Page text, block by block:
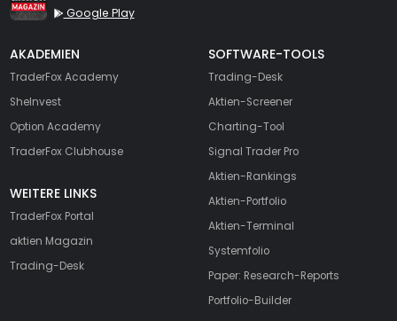
Google Play
AKADEMIEN
TraderFox Academy
SheInvest
Option Academy
TraderFox Clubhouse
WEITERE LINKS
TraderFox Portal
aktien Magazin
Trading-Desk
SOFTWARE-TOOLS
Trading-Desk
Aktien-Screener
Charting-Tool
Signal Trader Pro
Aktien-Rankings
Aktien-Portfolio
Aktien-Terminal
Systemfolio
Paper: Research-Reports
Portfolio-Builder